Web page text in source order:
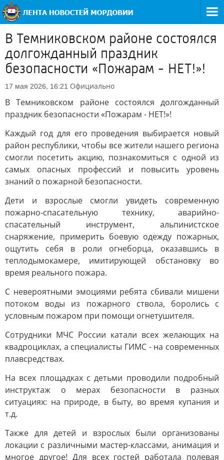
В Темниковском районе состоялся
долгожданный праздник
безопасности «Пожарам - НЕТ!»!
17 мая 2026, 16:21 Официально
В Темниковском районе состоялся долгожданный
праздник безопасности «Пожарам - НЕТ!»!
Каждый год для его проведения выбирается новый
район республики, чтобы все жители нашего региона
смогли посетить акцию, познакомиться с одной из
самых опасных профессий и повысить уровень
знаний о пожарной безопасности.
Дети и взрослые смогли увидеть современную
пожарно-спасательную технику, аварийно-
спасательный инструмент, альпинистское
снаряжение, примерить боевую одежду пожарных,
ощутить себя в роли огнеборца, оказавшись в
теплодымокамере, имитирующей обстановку во
время реального пожара.
С невероятными эмоциями ребята сбивали мишени
потоком воды из пожарного ствола, боролись с
условным пожаром при помощи огнетушителя.
Сотрудники МЧС России катали всех желающих на
квадроциклах, а специалисты ГИМС - на современных
плавсредствах.
На всех площадках с детьми проводили подробный
инструктаж о мерах безопасности в разных
ситуациях: на природе, в быту, во время купания и
т.д.
Также для детей и взрослых были организованы
локации с различными мастер-классами, анимация и
многое другое! Для всех гостей работала полевая